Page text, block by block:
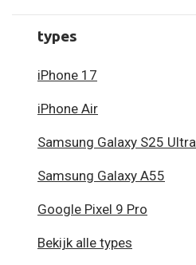
types
iPhone 17
iPhone Air
Samsung Galaxy S25 Ultra
Samsung Galaxy A55
Google Pixel 9 Pro
Bekijk alle types